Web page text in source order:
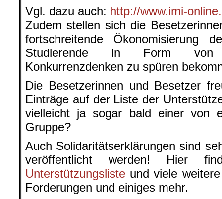
Vgl. dazu auch: http://www.imi-
Zudem stellen sich die
fortschreitende Ökonomisierung
Studierende in Form von
Konkurrenzdenken zu spüren
Die Besetzerinnen und Besetzer
Einträge auf der Liste der
vielleicht ja sogar bald einer von
Gruppe?
Auch Solidaritätserklärungen sind
veröffentlicht werden! Hier
Unterstützungsliste und viele
Forderungen und einiges mehr.